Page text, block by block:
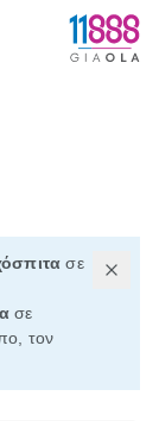
σε
σε
τον